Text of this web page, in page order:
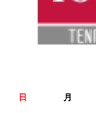
日 月